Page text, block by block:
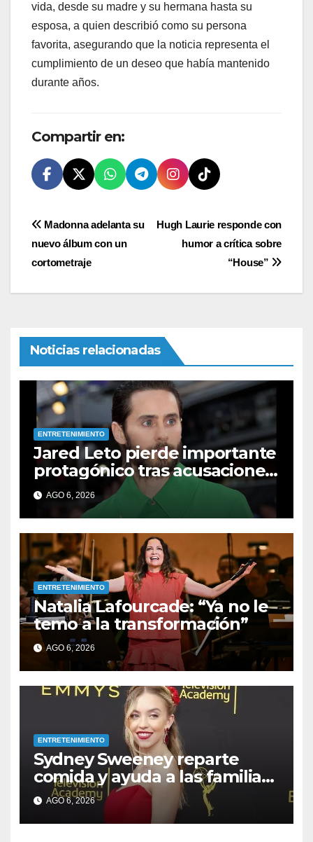
vida, desde su madre y su hermana hasta su
esposa, a quien describió como su persona
favorita, asegurando que la noticia representa el
cumplimiento de un deseo que había mantenido
durante años.
Compartir en:
Navegación
de
entradas
Hugh Laurie responde con
humor a crítica sobre
“House”
Madonna adelanta su
nuevo álbum con un
cortometraje
Noticias relacionadas
ENTRETENIMIENTO
Jared Leto pierde importante
protagónico tras acusaciones
de abuso: los detalles
AGO 6, 2026
ENTRETENIMIENTO
Natalia Lafourcade: “Ya no le
temo a la transformación”
AGO 6, 2026
ENTRETENIMIENTO
Sydney Sweeney reparte
comida y ayuda a las familias
afectadas por los incendios
en su ciudad natal
AGO 6, 2026